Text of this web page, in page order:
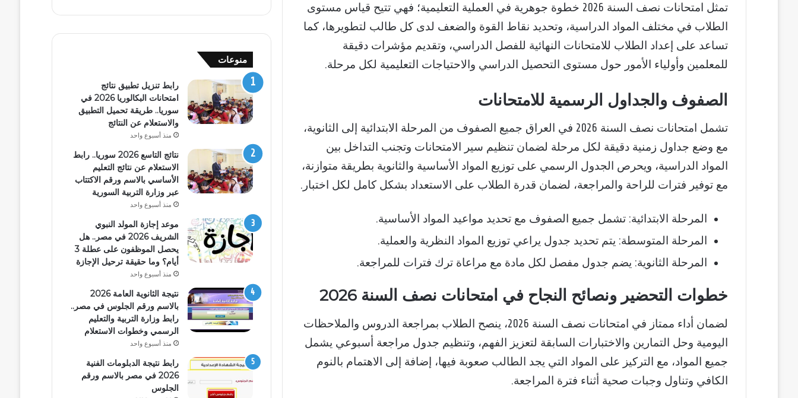
تمثل امتحانات نصف السنة 2026 خطوة جوهرية في العملية التعليمية؛ فهي تتيح قياس مستوى
الطلاب في مختلف المواد الدراسية، وتحديد نقاط القوة والضعف لدى كل طالب لتطويرها، كما
تساعد على إعداد الطلاب للامتحانات النهائية للفصل الدراسي، وتقديم مؤشرات دقيقة
للمعلمين وأولياء الأمور حول مستوى التحصيل الدراسي والاحتياجات التعليمية لكل مرحلة.
الصفوف والجداول الرسمية للامتحانات
تشمل امتحانات نصف السنة 2026 في العراق جميع الصفوف من المرحلة الابتدائية إلى الثانوية،
مع وضع جداول زمنية دقيقة لكل مرحلة لضمان تنظيم سير الامتحانات وتجنب التداخل بين
المواد الدراسية، ويحرص الجدول الرسمي على توزيع المواد الأساسية والثانوية بطريقة متوازنة،
مع توفير فترات للراحة والمراجعة، لضمان قدرة الطلاب على الاستعداد بشكل كامل لكل اختبار.
المرحلة الابتدائية: تشمل جميع الصفوف مع تحديد مواعيد المواد الأساسية.
المرحلة المتوسطة: يتم تحديد جدول يراعي توزيع المواد النظرية والعملية.
المرحلة الثانوية: يضم جدول مفصل لكل مادة مع مراعاة ترك فترات للمراجعة.
خطوات التحضير ونصائح النجاح في امتحانات نصف السنة 2026
لضمان أداء ممتاز في امتحانات نصف السنة 2026، ينصح الطلاب بمراجعة الدروس والملاحظات
اليومية وحل التمارين والاختبارات السابقة لتعزيز الفهم، وتنظيم جدول مراجعة أسبوعي يشمل
جميع المواد، مع التركيز على المواد التي يجد الطالب صعوبة فيها، إضافة إلى الاهتمام بالنوم
الكافي وتناول وجبات صحية أثناء فترة المراجعة.
منوعات
رابط تنزيل تطبيق نتائج
امتحانات البكالوريا 2026 في
سوريا.. طريقة تحميل التطبيق
والاستعلام عن النتائج
منذ أسبوع واحد
نتائج التاسع 2026 سوريا.. رابط
الاستعلام عن نتائج التعليم
الأساسي بالاسم ورقم الاكتتاب
عبر وزارة التربية السورية
منذ أسبوع واحد
موعد إجازة المولد النبوي
الشريف 2026 في مصر.. هل
يحصل الموظفون على عطلة 3
أيام؟ وما حقيقة ترحيل الإجازة
منذ أسبوع واحد
نتيجة الثانوية العامة 2026
بالاسم ورقم الجلوس في مصر..
رابط وزارة التربية والتعليم
الرسمي وخطوات الاستعلام
منذ أسبوع واحد
رابط نتيجة الدبلومات الفنية
2026 في مصر بالاسم ورقم
الجلوس